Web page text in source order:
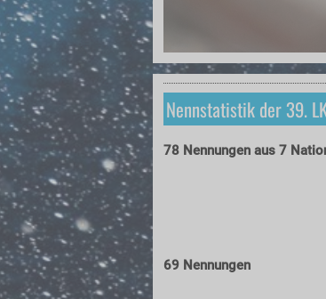
Nennstatistik der 39.
78 Nennungen aus 7
69 Nennungen